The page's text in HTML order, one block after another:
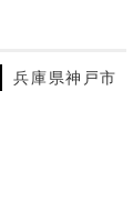
兵庫県神戸市